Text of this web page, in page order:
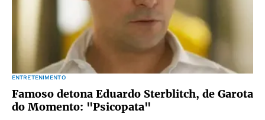
ENTRETENIMENTO
Famoso detona Eduardo Sterblitch, de Garota
do Momento: "Psicopata"